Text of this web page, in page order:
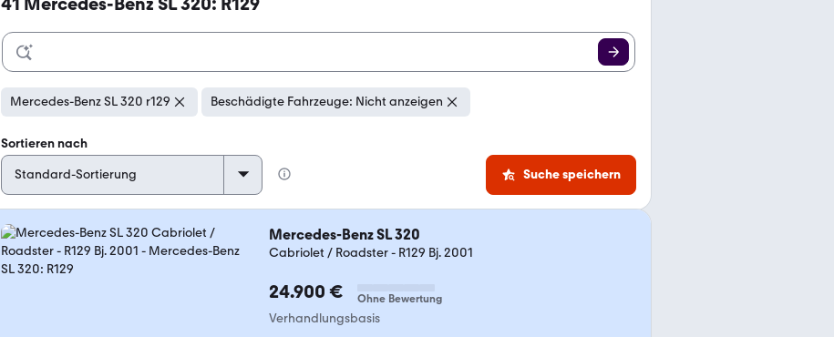
Mercedes-Benz SL 320 r129 Beschädigte Fahrzeuge: Nicht anzeigen
Sortieren nach
Suche speichern
Mercedes-Benz SL 320
Cabriolet / Roadster - R129 Bj. 2001
24.900 € Ohne Bewertung
Verhandlungsbasis